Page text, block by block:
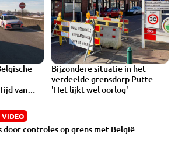
van
Bijzondere situatie in het
verdeelde grensdorp Putte:
'Het lijkt wel oorlog'
1:45
VIDEO
door controles op grens met België